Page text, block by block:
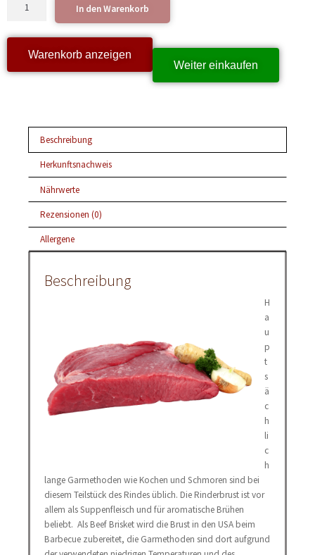
In den Warenkorb
Warenkorb anzeigen
Weiter einkaufen
Beschreibung
Herkunftsnachweis
Nährwerte
Rezensionen (0)
Allergene
Beschreibung
H
a
u
p
t
s
ä
c
h
li
c
h
lange Garmethoden wie Kochen und Schmoren sind bei
diesem Teilstück des Rindes üblich. Die Rinderbrust ist vor
allem als Suppenfleisch und für aromatische Brühen
beliebt. Als Beef Brisket wird die Brust in den USA beim
Barbecue zubereitet, die Garmethoden sind dort aufgrund